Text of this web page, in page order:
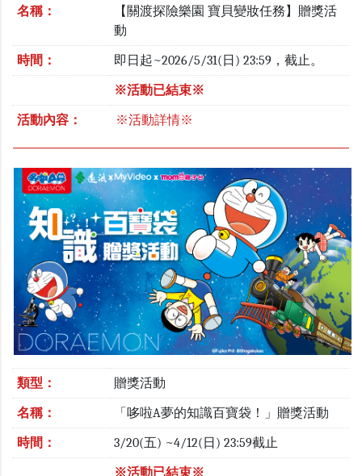
名稱：
【關渡探險樂園 寶貝變妝任務】贈獎活
動
時間： 即日起~2026/5/31(日) 23:59，截止。
※活動已結束※
活動內容： ※活動詳情※
類型： 贈獎活動
名稱： 「哆啦A夢的知識百寶袋！」贈獎活動
時間： 3/20(五) ~4/12(日) 23:59截止
※活動已結束※